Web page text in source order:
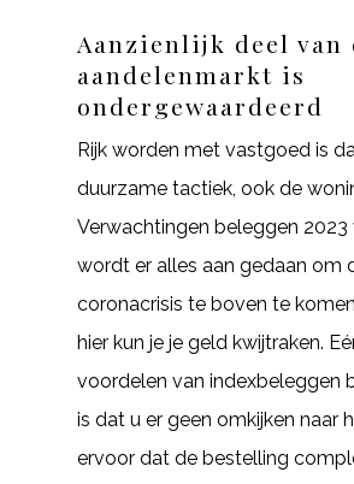
Aanzienlijk deel van
aandelenmarkt is
ondergewaardeerd
Rijk worden met vastgoed is
duurzame tactiek, ook de
Verwachtingen beleggen
wordt er alles aan gedaan om
coronacrisis te boven te
hier kun je je geld kwijtraken.
voordelen van indexbeleggen
is dat u er geen omkijken naar
ervoor dat de bestelling